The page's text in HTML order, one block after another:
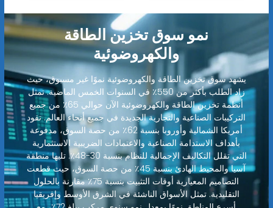
نمو سوق تخزين الطاقة
والكهروضوئية
يشهد سوق تخزين الطاقة والكهروضوئية نموًا غير مسبوق، حيث
زاد الطلب بأكثر من 550٪ في السنوات الخمس الماضية. تمثل
أنظمة تخزين الطاقة والكهروضوئية الآن حوالي 65٪ من جميع
التركيبات الصناعية والتجارية الجديدة في جميع أنحاء العالم. تقود
أمريكا الشمالية وأوروبا بنسبة 62٪ من حصة السوق، مدفوعة
بأهداف الاستدامة الصناعية والاعتمادات الضريبية الاستثمارية
التي تقلل التكاليف الإجمالية للنظام بنسبة 30-48٪. تليها منطقة
آسيا والمحيط الهادئ بنسبة 45٪ من حصة السوق، حيث قطعت
التصاميم المعيارية أوقات التثبيت بنسبة 75٪ مقارنة بالحلول
التقليدية. تمثل الأسواق الناشئة في الشرق الأوسط وإفريقيا